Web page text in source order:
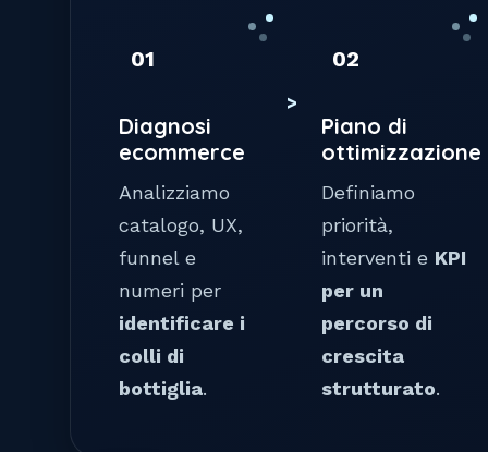
01
Diagnosi
ecommerce
Analizziamo
catalogo, UX,
funnel e
numeri per
identificare i
colli di
bottiglia.
02
Piano di
ottimizzazione
Definiamo
priorità,
interventi e KPI
per un
percorso di
crescita
strutturato.